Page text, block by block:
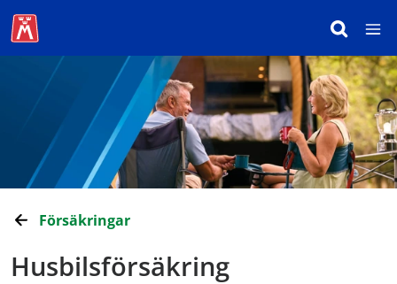
Försäkringar
Husbilsförsäkring